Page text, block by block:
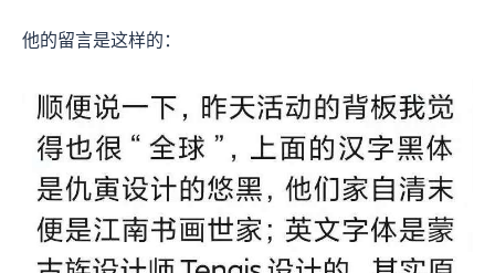
他的留言是这样的：